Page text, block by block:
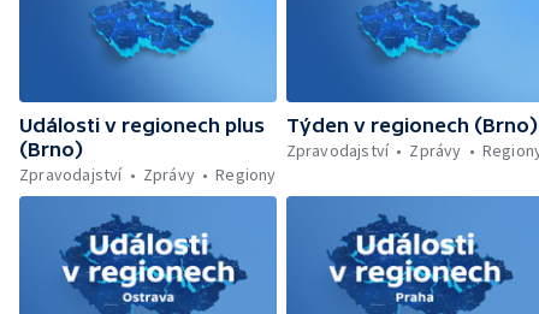
Události v regionech plus
(Brno)
Zpravodajství
Zprávy Regiony
Týden v regionech (Brno)
Zpravodajství
Zprávy